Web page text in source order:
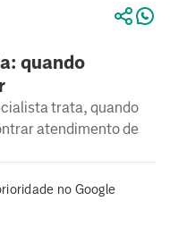
quando
trata, quando
atendimento de
no Google